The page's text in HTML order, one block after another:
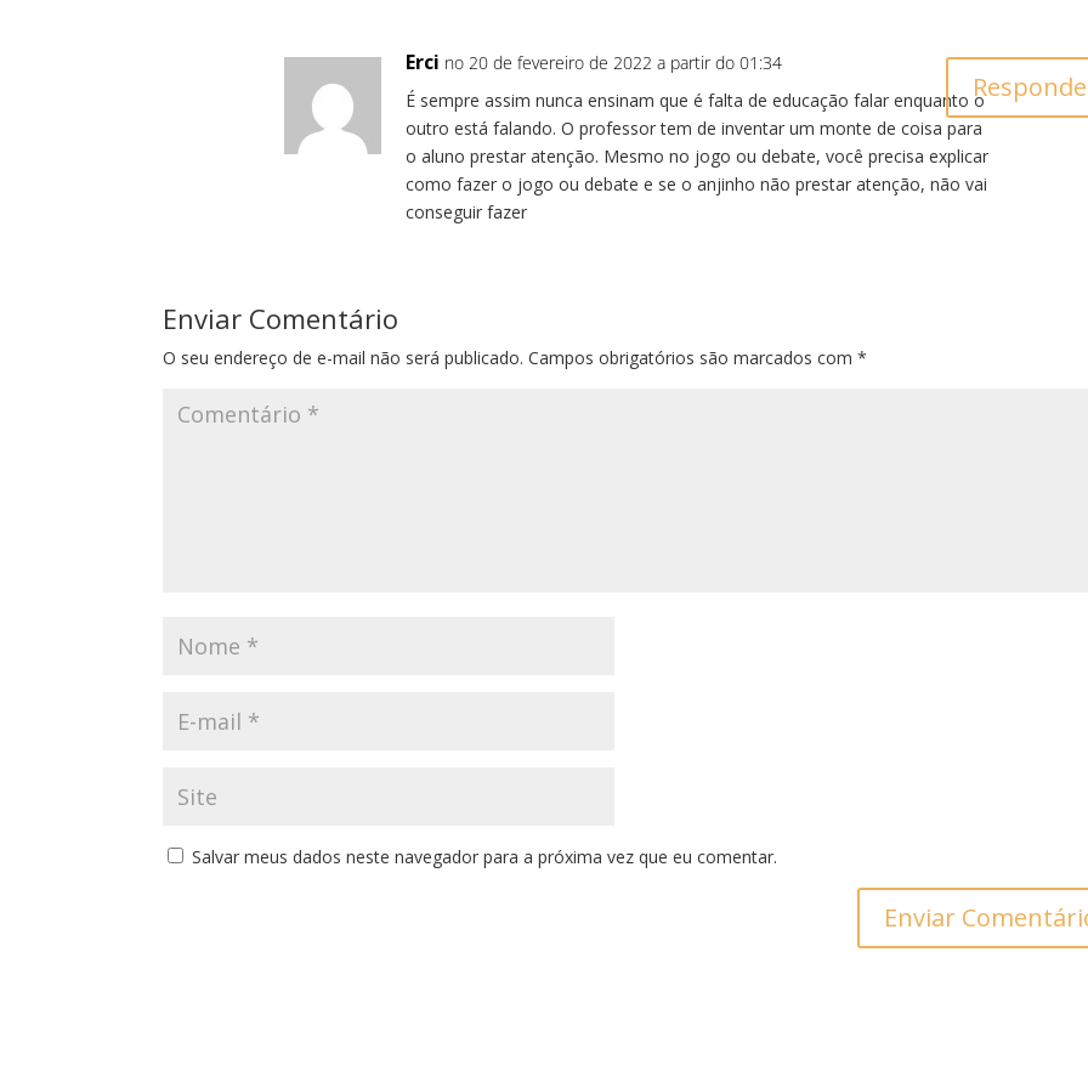
Erci no 20 de fevereiro de 2022 a partir do 01:34
É sempre assim nunca ensinam que é falta de educação falar enquanto o
outro está falando. O professor tem de inventar um monte de coisa para
o aluno prestar atenção. Mesmo no jogo ou debate, você precisa explicar
como fazer o jogo ou debate e se o anjinho não prestar atenção, não vai
conseguir fazer
Enviar Comentário
O seu endereço de e-mail não será publicado. Campos obrigatórios são marcados com*
Salvar meus dados neste navegador para a próxima vez que eu comentar.